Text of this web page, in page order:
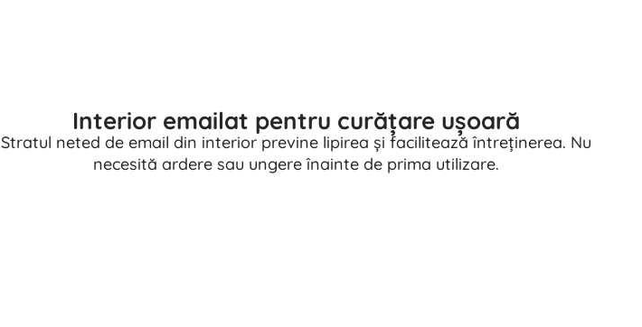
Interior emailat pentru curățare ușoară
Stratul neted de email din interior previne lipirea și facilitează întreținerea. Nu
necesită ardere sau ungere înainte de prima utilizare.